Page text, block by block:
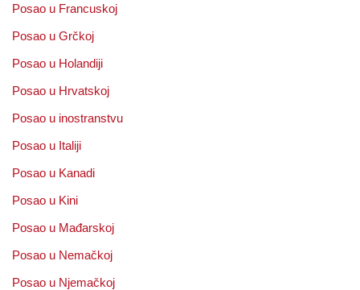
Posao u Francuskoj
Posao u Grčkoj
Posao u Holandiji
Posao u Hrvatskoj
Posao u inostranstvu
Posao u Italiji
Posao u Kanadi
Posao u Kini
Posao u Mađarskoj
Posao u Nemačkoj
Posao u Njemačkoj